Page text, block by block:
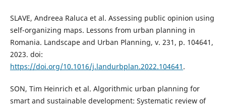
SLAVE, Andreea Raluca et al. Assessing public opinion using
self-organizing maps. Lessons from urban planning in
Romania. Landscape and Urban Planning, v. 231, p. 104641,
2023. doi:
https://doi.org/10.1016/j.landurbplan.2022.104641 .
SON, Tim Heinrich et al. Algorithmic urban planning for
smart and sustainable development: Systematic review of